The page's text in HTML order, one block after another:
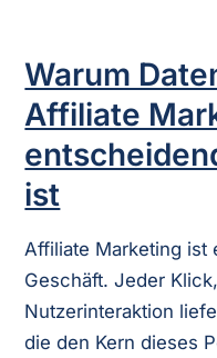
Warum
Affiliate
ist
Affiliate Marketing ist
Geschäft. Jeder
Nutzerinteraktion
die den Kern dieses